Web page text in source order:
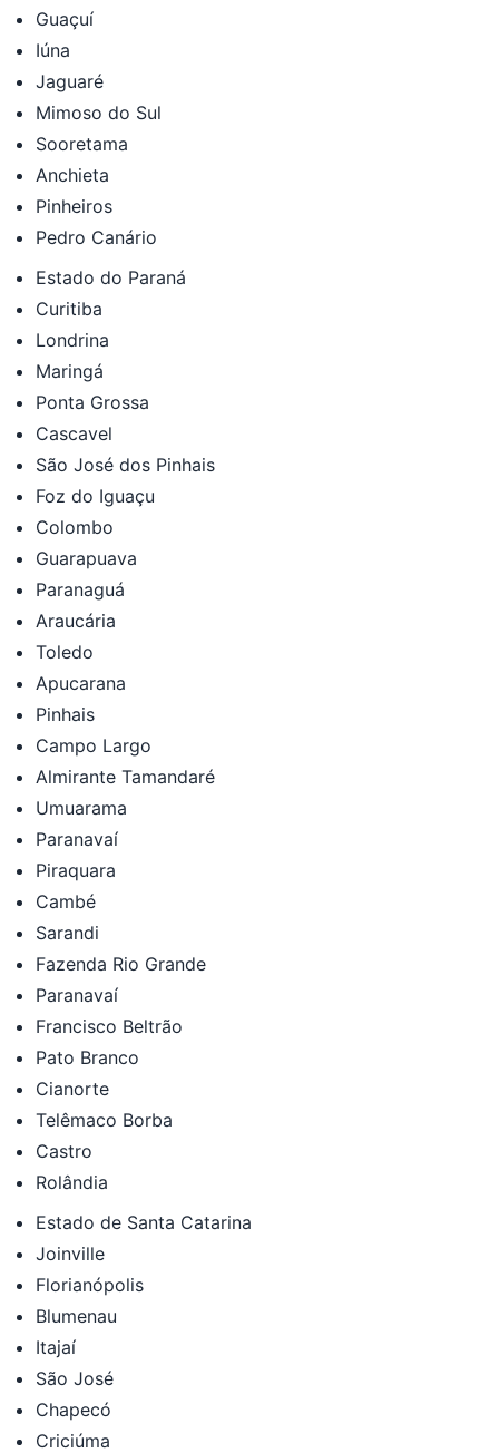
Guaçuí
Iúna
Jaguaré
Mimoso do Sul
Sooretama
Anchieta
Pinheiros
Pedro Canário
Estado do Paraná
Curitiba
Londrina
Maringá
Ponta Grossa
Cascavel
São José dos Pinhais
Foz do Iguaçu
Colombo
Guarapuava
Paranaguá
Araucária
Toledo
Apucarana
Pinhais
Campo Largo
Almirante Tamandaré
Umuarama
Paranavaí
Piraquara
Cambé
Sarandi
Fazenda Rio Grande
Paranavaí
Francisco Beltrão
Pato Branco
Cianorte
Telêmaco Borba
Castro
Rolândia
Estado de Santa Catarina
Joinville
Florianópolis
Blumenau
Itajaí
São José
Chapecó
Criciúma